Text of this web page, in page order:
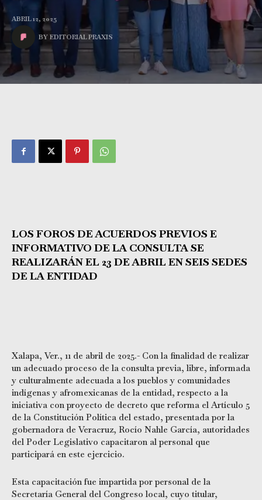
ABRIL 12, 2025
BY EDITORIAL PRAXIS
LOS FOROS DE ACUERDOS PREVIOS E
INFORMATIVO DE LA CONSULTA SE
REALIZARÁN EL 23 DE ABRIL EN SEIS SEDES
DE LA ENTIDAD
Xalapa, Ver., 11 de abril de 2025.- Con la finalidad de realizar
un adecuado proceso de la consulta previa, libre, informada
y culturalmente adecuada a los pueblos y comunidades
indígenas y afromexicanas de la entidad, respecto a la
iniciativa con proyecto de decreto que reforma el Artículo 5
de la Constitución Política del estado, presentada por la
gobernadora de Veracruz, Rocío Nahle García, autoridades
del Poder Legislativo capacitaron al personal que
participará en este ejercicio.
Esta capacitación fue impartida por personal de la
Secretaría General del Congreso local, cuyo titular,